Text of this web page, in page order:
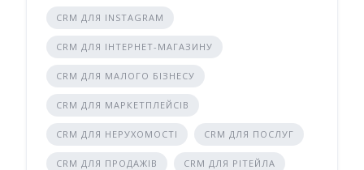
CRM ДЛЯ INSTAGRAM
CRM ДЛЯ ІНТЕРНЕТ-МАГАЗИНУ
CRM ДЛЯ МАЛОГО БІЗНЕСУ
CRM ДЛЯ МАРКЕТПЛЕЙСІВ
CRM ДЛЯ НЕРУХОМОСТІ CRM ДЛЯ ПОСЛУГ
CRM ДЛЯ ПРОДАЖІВ CRM ДЛЯ РІТЕЙЛА